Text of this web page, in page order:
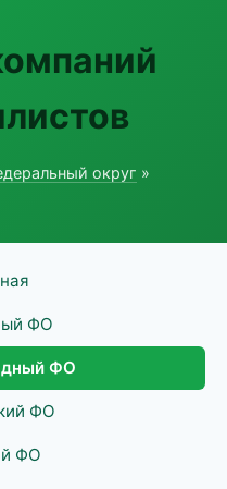
округ »
ФО
ФО
ФО
ФО